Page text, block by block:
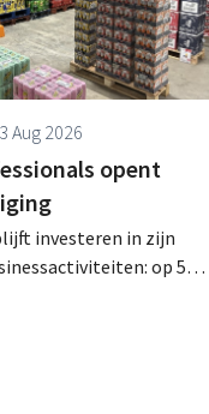
Aug 2026
opent
investeren in zijn
op 5